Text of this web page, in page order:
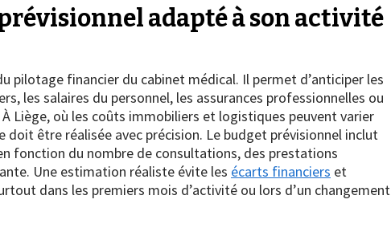
adapté à son activité
pilotage financier du cabinet médical. Il permet d’anticiper les
les salaires du personnel, les assurances professionnelles ou
Liège, où les coûts immobiliers et logistiques peuvent varier
doit être réalisée avec précision. Le budget prévisionnel inclut
fonction du nombre de consultations, des prestations
Une estimation réaliste évite les écarts financiers et
dans les premiers mois d’activité ou lors d’un changement